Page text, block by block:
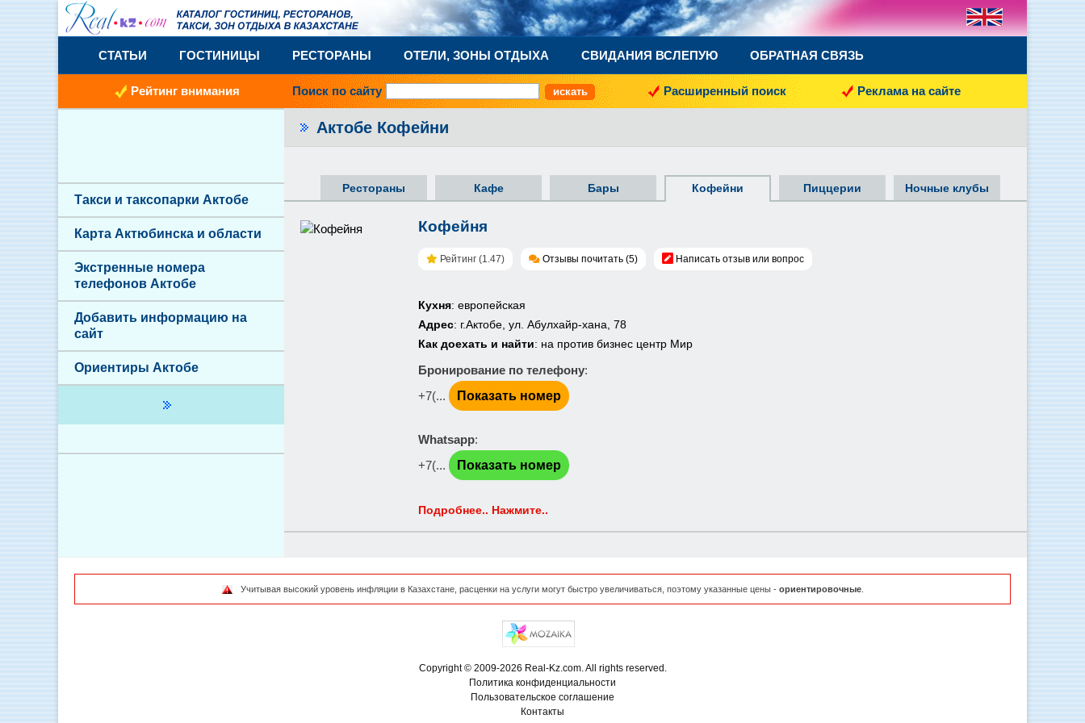
СТАТЬИ ГОСТИНИЦЫ РЕСТОРАНЫ ОТЕЛИ, ЗОНЫ ОТДЫХА СВИДАНИЯ ВСЛЕПУЮ ОБРАТНАЯ СВЯЗЬ
Рейтинг внимания Поиск по сайту Расширенный поиск Реклама на сайте
Актобе Кофейни
Рестораны Кафе Бары Кофейни Пиццерии Ночные клубы
Кофейня
Рейтинг (1.47) Отзывы почитать (5) Написать отзыв или вопрос
Кухня: европейская
Адрес: г.Актобе, ул. Абулхайр-хана, 78
Как доехать и найти: на против бизнес центр Мир
Бронирование по телефону:
+7(...
Показать номер
Whatsapp:
+7(...
Показать номер
Подробнее.. Нажмите..
Такси и таксопарки Актобе
Карта Актюбинска и области
Экстренные номера
телефонов Актобе
Добавить информацию на
сайт
Ориентиры Актобе
Учитывая высокий уровень инфляции в Казахстане, расценки на услуги могут быстро увеличиваться, поэтому указанные цены - ориентировочные.
Copyright © 2009-2026 Real-Kz.com. All rights reserved.
Политика конфиденциальности
Пользовательское соглашение
Контакты